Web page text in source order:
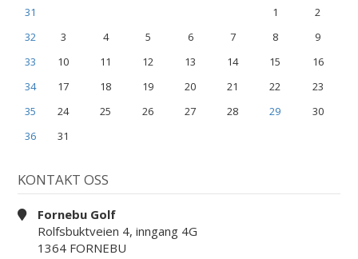
31 1
2
32
3 4 5 6 7 8
9
33
10 11 12 13 14 15
16
34
17 18 19 20 21 22
23
35
24 25 26 27 28 29
30
36
31
KONTAKT OSS
Fornebu Golf
Rolfsbuktveien 4, inngang 4G
1364 FORNEBU